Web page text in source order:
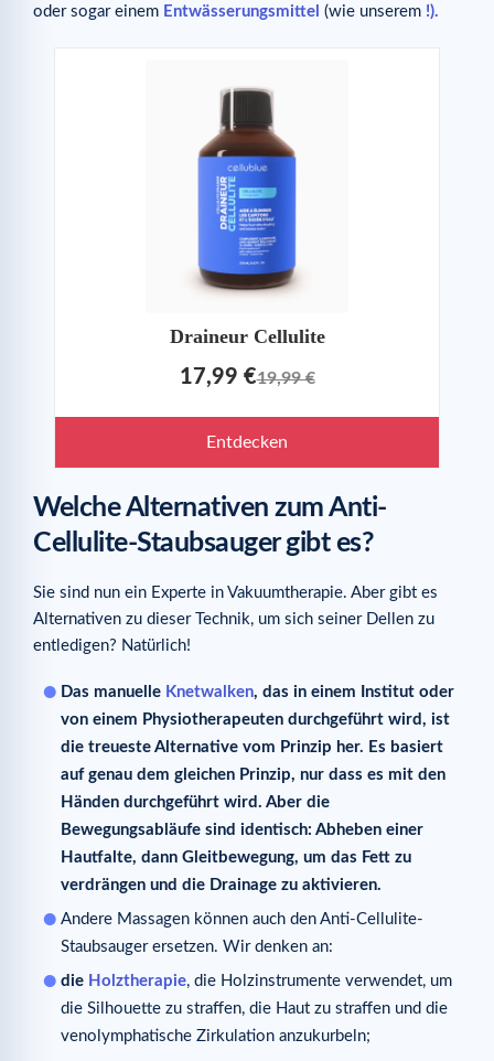
oder sogar einem Entwässerungsmittel (wie unserem !).
Draineur Cellulite
17,99 €19,99 €
Entdecken
Welche Alternativen zum Anti-
Cellulite-Staubsauger gibt es?
Sie sind nun ein Experte in Vakuumtherapie. Aber gibt es
Alternativen zu dieser Technik, um sich seiner Dellen zu
entledigen? Natürlich!
Das manuelle Knetwalken, das in einem Institut oder
von einem Physiotherapeuten durchgeführt wird, ist
die treueste Alternative vom Prinzip her. Es basiert
auf genau dem gleichen Prinzip, nur dass es mit den
Händen durchgeführt wird. Aber die
Bewegungsabläufe sind identisch: Abheben einer
Hautfalte, dann Gleitbewegung, um das Fett zu
verdrängen und die Drainage zu aktivieren.
Andere Massagen können auch den Anti-Cellulite-
Staubsauger ersetzen. Wir denken an:
die Holztherapie, die Holzinstrumente verwendet, um
die Silhouette zu straffen, die Haut zu straffen und die
venolymphatische Zirkulation anzukurbeln;